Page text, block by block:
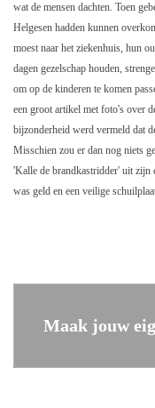
wat de mensen dachten. Toen
Helgesen hadden kunnen
moest naar het ziekenhuis, hun
dagen gezelschap houden,
om op de kinderen te komen
een groot artikel met foto's over
bijzonderheid werd vermeld dat
Misschien zou er dan nog niets
'Kalle de brandkastridder' uit zijn
was geld en een veilige
Maak jouw